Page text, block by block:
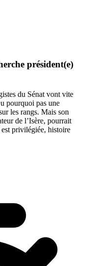
président(e)
du Sénat vont vite
pourquoi pas une
les rangs. Mais son
de l’Isère, pourrait
est privilégiée, histoire